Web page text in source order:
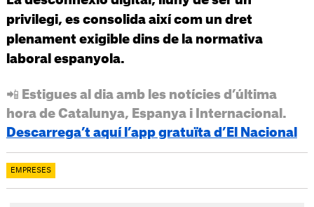
privilegi, es consolida així com un dret
plenament exigible dins de la normativa
laboral espanyola.
📲 Estigues al dia amb les notícies d’última
hora de Catalunya, Espanya i Internacional.
Descarrega’t aquí l’app gratuïta d’El Nacional
EMPRESES